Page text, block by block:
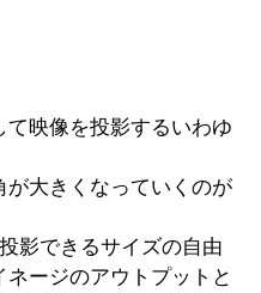
映像を投影するいわゆ
大きくなっていくのが
影できるサイズの自由
ージのアウトプットと